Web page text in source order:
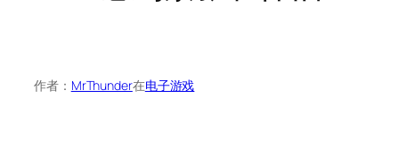
作者： MrThunder在电子游戏